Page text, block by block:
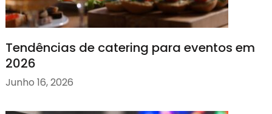
Tendências de catering para eventos em
2026
Junho 16, 2026